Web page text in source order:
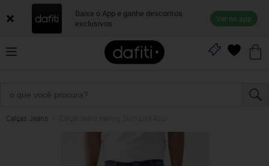
Baixe o App e ganhe descontos
exclusivos
Ver no app
Calças Jeans